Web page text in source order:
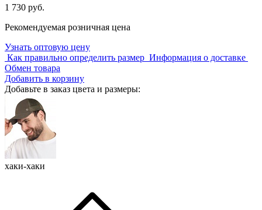
1 730 руб.
Рекомендуемая розничная цена
Узнать оптовую цену
Как правильно определить размер Информация о доставке
Обмен товара
Добавить в корзину
Добавьте в заказ цвета и размеры:
хаки-хаки